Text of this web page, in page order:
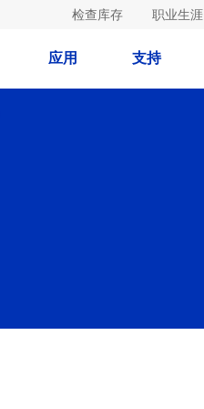
检查库存 职业生涯
应用 支持